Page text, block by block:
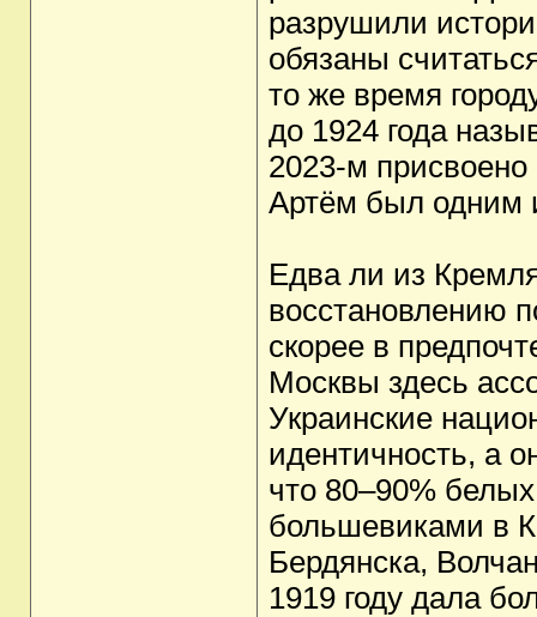
разрушили
обязаны
то же время
до 1924 года
2023-м
Артём был одним
Едва ли из
восстановлению
скорее в
Москвы здесь
Украинские
идентичность, а
что 80–90%
большевиками в
Бердянска,
1919 году дала